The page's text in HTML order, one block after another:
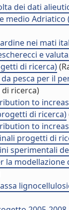
dei dati
medio
nei mati
e
di ricerca)
pesca per il
ricerca)
to
di ricerca)
to
progetti di
sperimentali
la